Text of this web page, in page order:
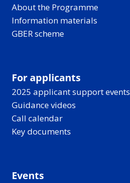
About the Programme
Information materials
GBER scheme
For applicants
2025 applicant support events
Guidance videos
Call calendar
Key documents
Events